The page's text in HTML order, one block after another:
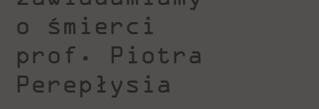
o śmierci
prof. Piotra
Perepłysia